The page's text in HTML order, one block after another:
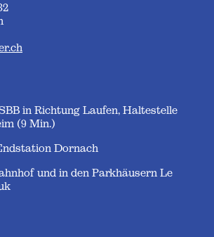
in Richtung Laufen, Haltestelle
(9 Min.)
Dornach
und in den Parkhäusern Le